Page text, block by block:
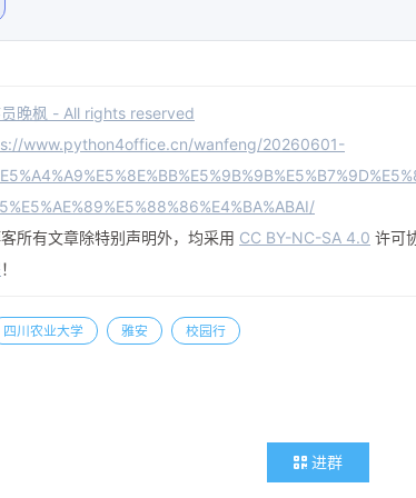
晚枫 - All rights reserved
www.python4office.cn/wanfeng/20260601-
所有文章除特别声明外，均采用 CC BY-NC-SA 4.0 许可
！
四川农业大学 雅安 校园行
进群